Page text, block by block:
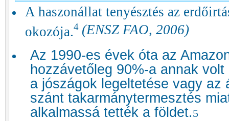
A haszonállat tenyésztés az
okozója. 4 (ENSZ FAO, 2006)
Az 1990-es évek óta az
hozzávetőleg 90%-a annak
a jószágok legeltetése vagy az
szánt takarmánytermesztés
alkalmassá tették a földet.5